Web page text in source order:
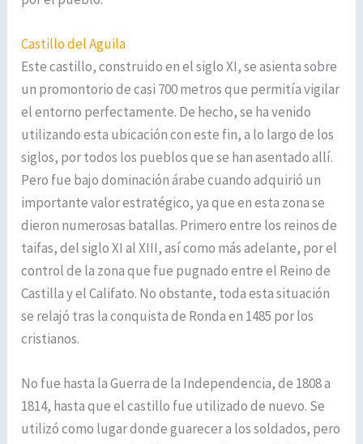
Castillo del Aguila
Este castillo, construido en el siglo XI, se asienta sobre
un promontorio de casi 700 metros que permitía vigilar
el entorno perfectamente. De hecho, se ha venido
utilizando esta ubicación con este fin, a lo largo de los
siglos, por todos los pueblos que se han asentado allí.
Pero fue bajo dominación árabe cuando adquirió un
importante valor estratégico, ya que en esta zona se
dieron numerosas batallas. Primero entre los reinos de
taifas, del siglo XI al XIII, así como más adelante, por el
control de la zona que fue pugnado entre el Reino de
Castilla y el Califato. No obstante, toda esta situación
se relajó tras la conquista de Ronda en 1485 por los
cristianos.
No fue hasta la Guerra de la Independencia, de 1808 a
1814, hasta que el castillo fue utilizado de nuevo. Se
utilizó como lugar donde guarecer a los soldados, pero